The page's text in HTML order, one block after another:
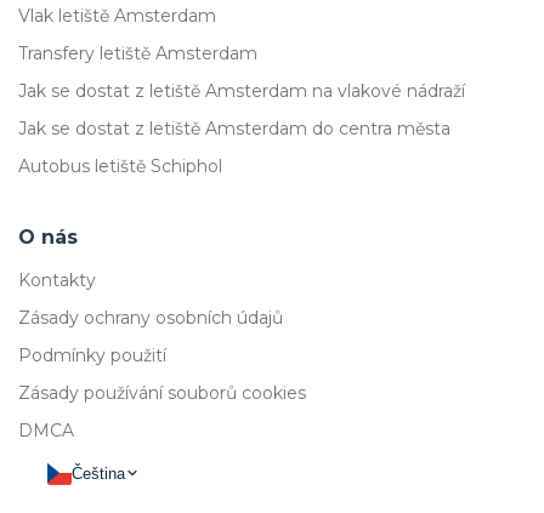
Vlak letiště Amsterdam
Transfery letiště Amsterdam
Jak se dostat z letiště Amsterdam na vlakové nádraží
Jak se dostat z letiště Amsterdam do centra města
Autobus letiště Schiphol
O nás
Kontakty
Zásady ochrany osobních údajů
Podmínky použití
Zásady používání souborů cookies
DMCA
Čeština